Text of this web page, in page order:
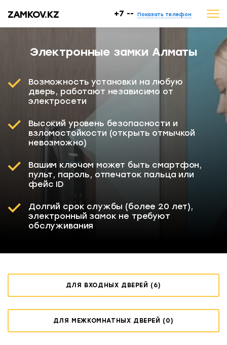
ZAMKOV.KZ +7 -- Показать телефон
Электронные замки Алматы
Возможность установки на любую
дверь, работают независимо от
электросети
Высокий уровень безопасности и
взломостойкости (открыть отмычкой
невозможно)
Вашим ключом может быть смартфон,
пульт, пароль, отпечаток пальца или
фейс ID
Долгий срок службы (более 20 лет),
электронный замок не требуют
обслуживания
ДЛЯ ВХОДНЫХ ДВЕРЕЙ (6)
ДЛЯ МЕЖКОМНАТНЫХ ДВЕРЕЙ (0)